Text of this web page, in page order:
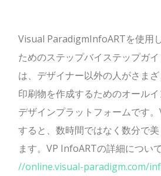
Visual ParadigmInfoARTを使用
ためのステップバイステップガ
は、デザイナー以外の人がさま
印刷物を作成するためのオール
デザインプラットフォームです
すると、数時間ではなく数分で
ます。VP InfoARTの詳細について
//online.visual-paradigm.com/